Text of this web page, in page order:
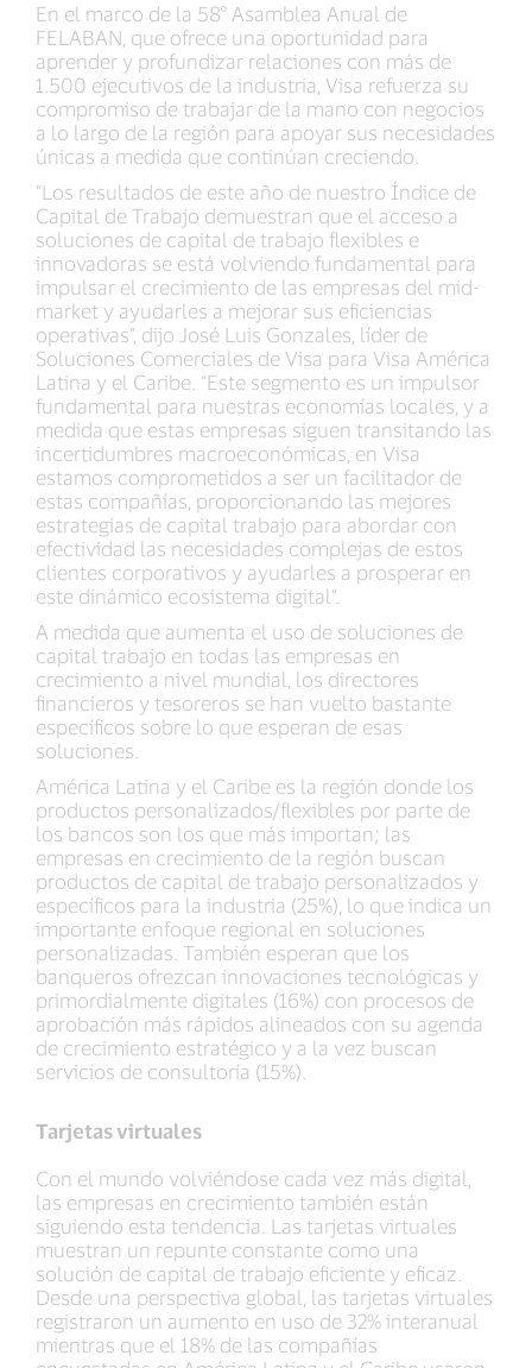
En el marco de la 58° Asamblea Anual de
FELABAN, que ofrece una oportunidad para
aprender y profundizar relaciones con más de
1.500 ejecutivos de la industria, Visa refuerza su
compromiso de trabajar de la mano con negocios
a lo largo de la región para apoyar sus necesidades
únicas a medida que continúan creciendo.
“Los resultados de este año de nuestro Índice de
Capital de Trabajo demuestran que el acceso a
soluciones de capital de trabajo flexibles e
innovadoras se está volviendo fundamental para
impulsar el crecimiento de las empresas del mid-
market y ayudarles a mejorar sus eficiencias
operativas”, dijo José Luis Gonzales, líder de
Soluciones Comerciales de Visa para Visa América
Latina y el Caribe. “Este segmento es un impulsor
fundamental para nuestras economías locales, y a
medida que estas empresas siguen transitando las
incertidumbres macroeconómicas, en Visa
estamos comprometidos a ser un facilitador de
estas compañías, proporcionando las mejores
estrategias de capital trabajo para abordar con
efectividad las necesidades complejas de estos
clientes corporativos y ayudarles a prosperar en
este dinámico ecosistema digital”.
A medida que aumenta el uso de soluciones de
capital trabajo en todas las empresas en
crecimiento a nivel mundial, los directores
financieros y tesoreros se han vuelto bastante
específicos sobre lo que esperan de esas
soluciones.
América Latina y el Caribe es la región donde los
productos personalizados/flexibles por parte de
los bancos son los que más importan; las
empresas en crecimiento de la región buscan
productos de capital de trabajo personalizados y
específicos para la industria (25%), lo que indica un
importante enfoque regional en soluciones
personalizadas. También esperan que los
banqueros ofrezcan innovaciones tecnológicas y
primordialmente digitales (16%) con procesos de
aprobación más rápidos alineados con su agenda
de crecimiento estratégico y a la vez buscan
servicios de consultoría (15%).
Tarjetas virtuales
Con el mundo volviéndose cada vez más digital,
las empresas en crecimiento también están
siguiendo esta tendencia. Las tarjetas virtuales
muestran un repunte constante como una
solución de capital de trabajo eficiente y eficaz.
Desde una perspectiva global, las tarjetas virtuales
registraron un aumento en uso de 32% interanual
mientras que el 18% de las compañías